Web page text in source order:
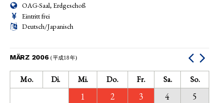
OAG-Saal, Erdgeschoß
Eintritt frei
Deutsch/Japanisch
MÄRZ 2006(平成18年)
Mo. Di. Mi. Do. Fr. Sa. So.
1 2 3 4
5